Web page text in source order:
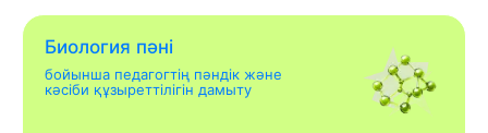
Биология пәні
бойынша педагогтің пәндік және
кәсіби құзыреттілігін дамыту